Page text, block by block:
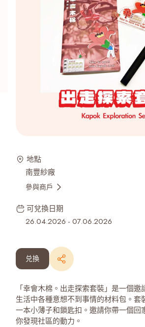
地點
南豐紗廠
參與商戶
可兌換日期
26.04.2026 - 07.06.2026
兑換
「幸會木棉。出走探索套裝」是一個
生活中各種意想不到事情的材料包。套
一本小薄子和鎖匙扣。邀請你帶一個回
你發現社區的動力。